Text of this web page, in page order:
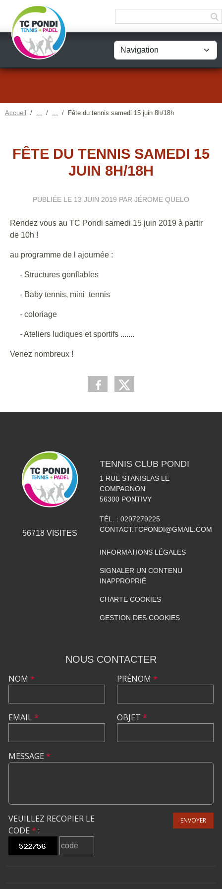
Accueil Fête du tennis samedi 15 juin 8h/18h
FÊTE DU TENNIS SAMEDI 15
JUIN 8H/18H
PUBLIÉE LE 13 JUIN 2019 PAR JÉROME QUELO
Rendez vous au TC Pondi samedi 15 juin 2019 à partir
de 10h !
au programme de l ajournée :
- Structures gonflables
- Baby tennis, mini tennis
- coloriage
- Ateliers ludiques et sportifs .......
Venez nombreux !
56718VISITES
TENNIS CLUB PONDI
1 RUE STANISLAS LE
COMPAGNON
56300 PONTIVY
TÉL. : 0297279225
CONTACT.TCPONDI@GMAIL.COM
INFORMATIONS LÉGALES
SIGNALER UN CONTENU
INAPPROPRIÉ
CHARTE COOKIES
GESTION DES COOKIES
NOUS CONTACTER
NOM *
EMAIL*
PRÉNOM *
OBJET *
MESSAGE *
VEUILLEZ RECOPIER LE
CODE * :
ENVOYER
Panneau de gestion des cookies